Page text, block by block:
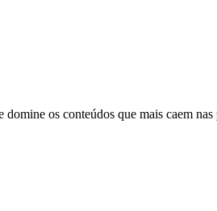
os conteúdos que mais caem nas